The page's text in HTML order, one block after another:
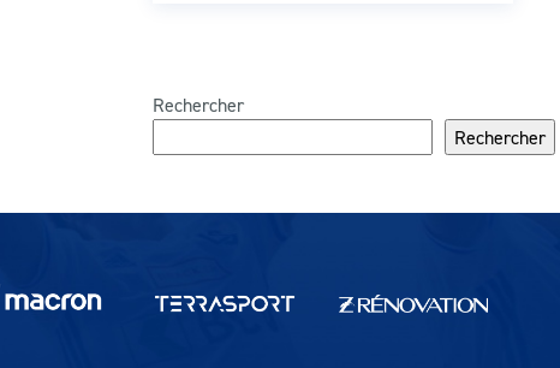
Rechercher
Rechercher